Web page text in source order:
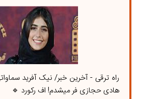
راه ترقی - آخرین خبر/ نیک آفرید
هادی حجازی فر میشدم! اف رکورد 🔹